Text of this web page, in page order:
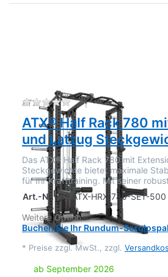
ATX Zu diesem Produkt
ATX® Half Rack 780
und Latzug
Das ATX® Half Rack 780 mit
Steckgewichte bietet maximale
für Ihr Krafttraining. Mit seiner
Art.-Nr.159.ATX-HRX-780-SET-500
Weitere Option:
Buchen Sie Ihr Rundum-
* Preise zzgl. MwSt., zzgl.
ab September 2026